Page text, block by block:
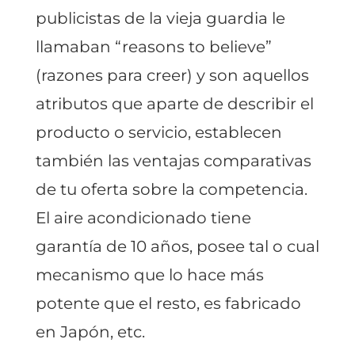
publicistas de la vieja guardia le
llamaban “reasons to believe”
(razones para creer) y son aquellos
atributos que aparte de describir el
producto o servicio, establecen
también las ventajas comparativas
de tu oferta sobre la competencia.
El aire acondicionado tiene
garantía de 10 años, posee tal o cual
mecanismo que lo hace más
potente que el resto, es fabricado
en Japón, etc.